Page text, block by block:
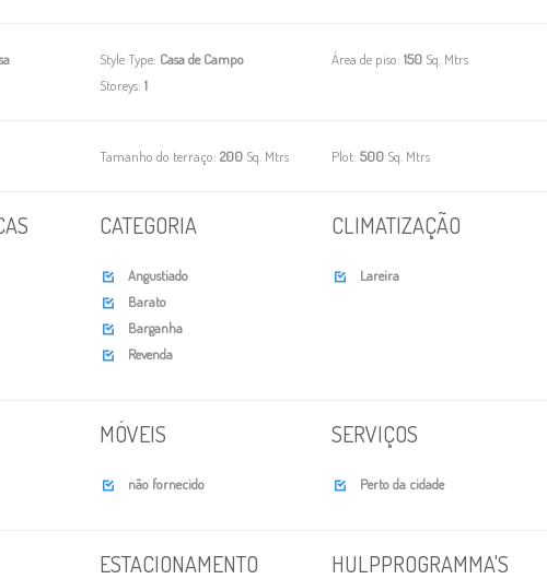
Style Type: Casa de Campo Área de piso:150 Sq. Mtrs
Storeys:1
Tamanho do terraço:200 Sq. Mtrs Plot:500 Sq. Mtrs
CATEGORIA
 Angustiado
 Barato
 Barganha
 Revenda
CLIMATIZAÇÃO
 Lareira
MÓVEIS
 não fornecido
SERVIÇOS
 Perto da cidade
ESTACIONAMENTO HULPPROGRAMMA'S